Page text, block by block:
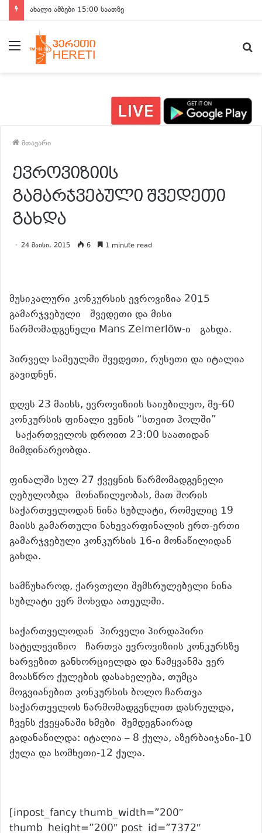
ახალი ამბები 15:00 საათზე
მენიუ
მთავარი
ევროვიზიის
გამარჯვებული შვედეთი
გახდა
24 მაისი, 2015 6 1 minute read
მუსიკალური კონკურსის ევროვიზია 2015
გამარჯვებული შვედეთი და მისი
წარმომადგენელი Mans Zelmerlöw-ი გახდა.
პირველ სამეულში შვედეთი, რუსეთი და იტალია
გავიდნენ.
დღეს 23 მაისს, ევროვიზიის საიუბილეო, მე-60
კონკურსის ფინალი ვენის “სთეით ჰოლში”
საქართველოს დროით 23:00 საათიდან
მიმდინარეობდა.
ფინალში სულ 27 ქვეყნის წარმომადგენელი
ღებულობდა მონაწილეობას, მათ შორის
საქართველოდან ნინა სუბლატი, რომელიც 19
მაისს გამართული ნახევარფინალის ერთ-ერთი
გამარჯვებული კონკურსის 16-ი მონაწილიდან
გახდა.
სამწუხაროდ, ქარვთელი შემსრულებელი ნინა
სუბლატი ვერ მოხვდა ათეულში.
საქართველოდან პირველი პირდაპირი
სატელევიზიო ჩართვა ევროვიზიის კონკურსზე
ხარვეზით განხორციელდა და წამყვანმა ვერ
მოასწრო ქულების დასახელება, თუმცა
მოგვიანებით კონკურსის ბოლო ჩართვა
საქართველოს წარმომადგენლით დასრულდა,
ჩვენს ქვეყანაში ხმები შემდეგნაირად
გადანაწილდა: იტალია – 8 ქულა, აზერბაიჯანი-10
ქულა და სომხეთი-12 ქულა.
[inpost_fancy thumb_width=”200″
thumb_height=”200″ post_id=”7372″